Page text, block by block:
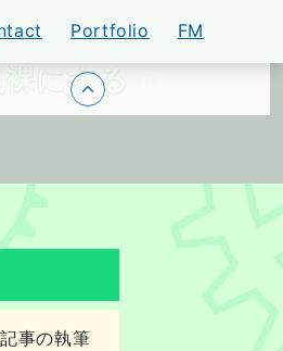
Portfolio FM
にする
事の執筆
トップに戻る